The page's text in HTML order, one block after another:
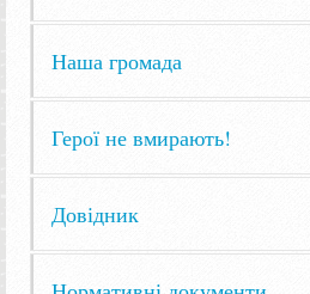
Наша громада
Герої не вмирають!
Довідник